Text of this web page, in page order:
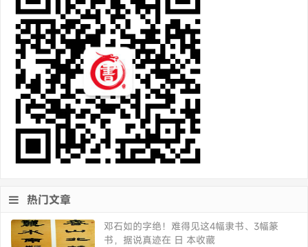
热门文章
邓石如的字绝！难得见这4幅隶书、3幅篆
书，据说真迹在 日 本收藏